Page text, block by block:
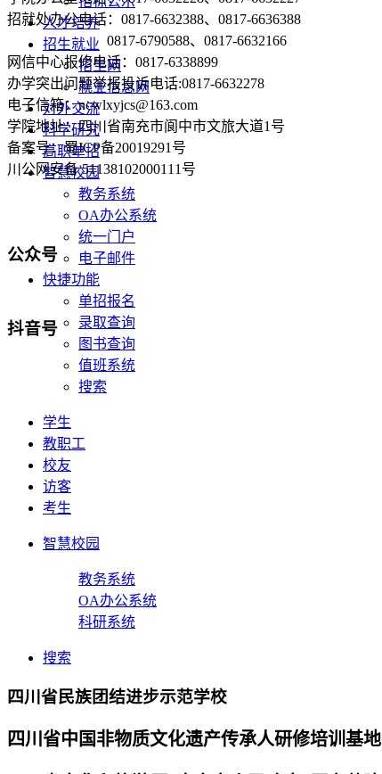
人才培养
招生就业
招生网
就业信息网
对外交流
科学研究
高职单招
智慧校园
教务系统
OA办公系统
统一门户
电子邮件
快捷功能
单招报名
录取查询
图书查询
值班系统
搜索
学生
教职工
校友
访客
考生
智慧校园
教务系统
OA办公系统
科研系统
搜索
四川省民族团结进步示范学校
四川省中国非物质文化遗产传承人研修培训基地
招就处办公电话：0817-6632388、0817-6636388
0817-6790588、0817-6632166
网信中心报修电话：0817-6338899
办学突出问题举报投诉电话:0817-6632278
电子信箱：ncwlxyjcs@163.com
学院地址：四川省南充市阆中市文旅大道1号
备案号：蜀ICP备20019291号
川公网安备 51138102000111号
公众号
抖音号